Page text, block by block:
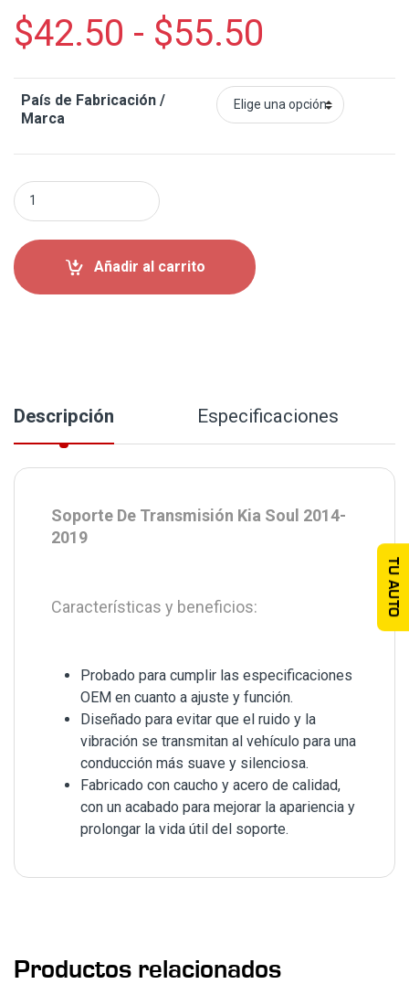
$42.50 - $55.50
País de Fabricación /
Marca
Soporte De Transmisión Kia Soul 2014-2019 quantity
Añadir al carrito
Descripción Especificaciones
Soporte De Transmisión Kia Soul 2014-
2019
Características y beneficios:
Probado para cumplir las especificaciones
OEM en cuanto a ajuste y función.
Diseñado para evitar que el ruido y la
vibración se transmitan al vehículo para una
conducción más suave y silenciosa.
Fabricado con caucho y acero de calidad,
con un acabado para mejorar la apariencia y
prolongar la vida útil del soporte.
Productos relacionados
TU AUTO